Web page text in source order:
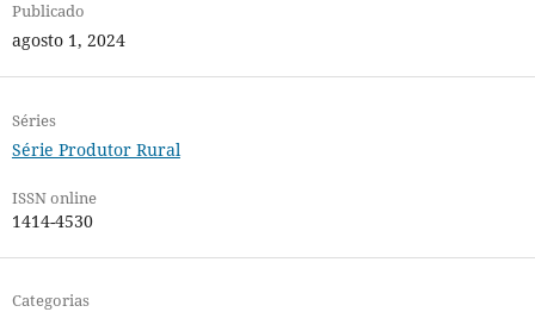
Publicado
agosto 1, 2024
Séries
Série Produtor Rural
ISSN online
1414-4530
Categorias